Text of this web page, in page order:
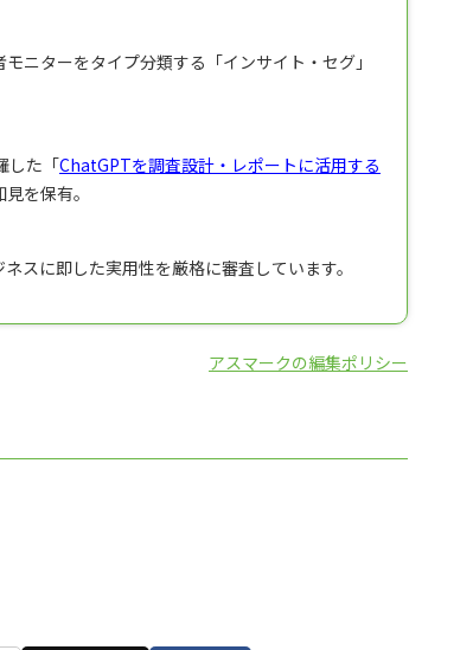
ニターをタイプ分類する「インサイト・セグ」
した「ChatGPTを調査設計・レポートに活用する
を保有。
スに即した実用性を厳格に審査しています。
アスマークの編集ポリシー